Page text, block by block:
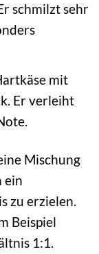
schmilzt sehr
mit
Er verleiht
Mischung
ein
zu erzielen.
Beispiel
1:1.